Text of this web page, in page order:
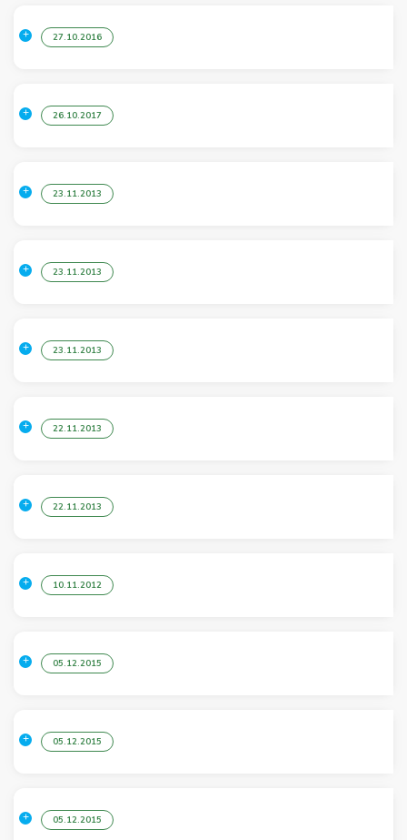
27.10.2016
26.10.2017
23.11.2013
23.11.2013
23.11.2013
22.11.2013
22.11.2013
10.11.2012
05.12.2015
05.12.2015
05.12.2015